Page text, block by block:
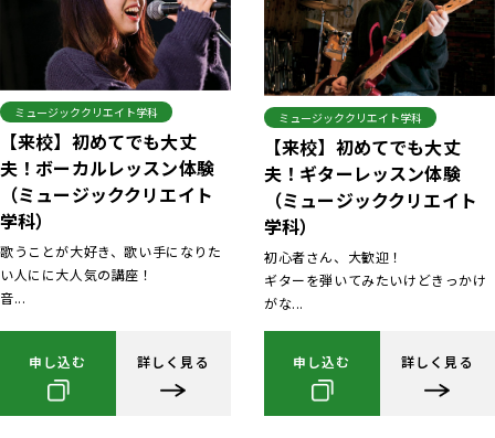
ミュージッククリエイト学科
【来校】初めてでも大丈
夫！ボーカルレッスン体験
（ミュージッククリエイト
学科）
歌うことが大好き、歌い手になりた
い人にに大人気の講座！
音...
申し込む 詳しく見る
ミュージッククリエイト学科
【来校】初めてでも大丈
夫！ギターレッスン体験
（ミュージッククリエイト
学科）
初心者さん、大歓迎！
ギターを弾いてみたいけどきっかけ
がな...
申し込む 詳しく見る